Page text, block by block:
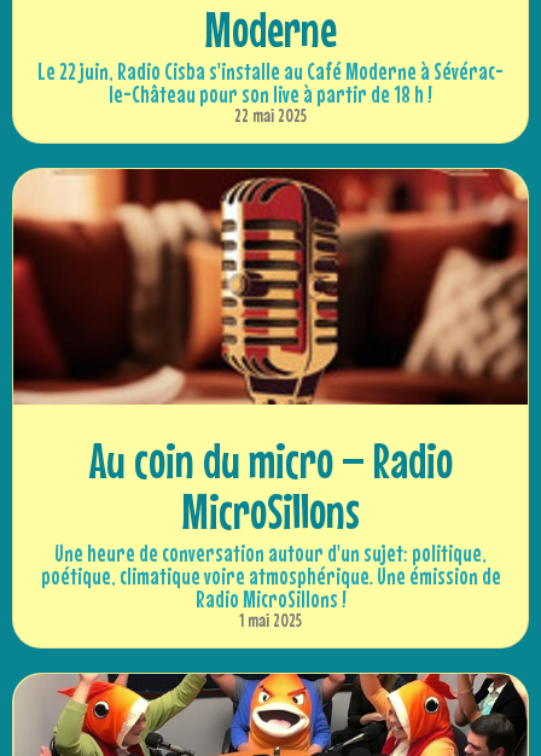
Moderne
Le 22 juin, Radio Cisba s'installe au Café Moderne à Sévérac-
le-Château pour son live à partir de 18 h !
22 mai 2025
Au coin du micro – Radio
MicroSillons
Une heure de conversation autour d'un sujet: politique,
poétique, climatique voire atmosphérique. Une émission de
Radio MicroSillons !
1 mai 2025